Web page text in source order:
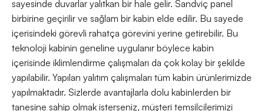
sayesinde duvarlar yalıtkan bir hale gelir. Sandviç panel
birbirine geçirilir ve sağlam bir kabin elde edilir. Bu sayede
içerisindeki görevli rahatça görevini yerine getirebilir. Bu
teknoloji kabinin geneline uygulanır böylece kabin
içerisinde iklimlendirme çalışmaları da çok kolay bir şekilde
yapılabilir. Yapılan yalıtım çalışmaları tüm kabin ürünlerimizde
yapılmaktadır. Sizlerde avantajlarla dolu kabinlerden bir
tanesine sahip olmak isterseniz, müşteri temsilcilerimizi